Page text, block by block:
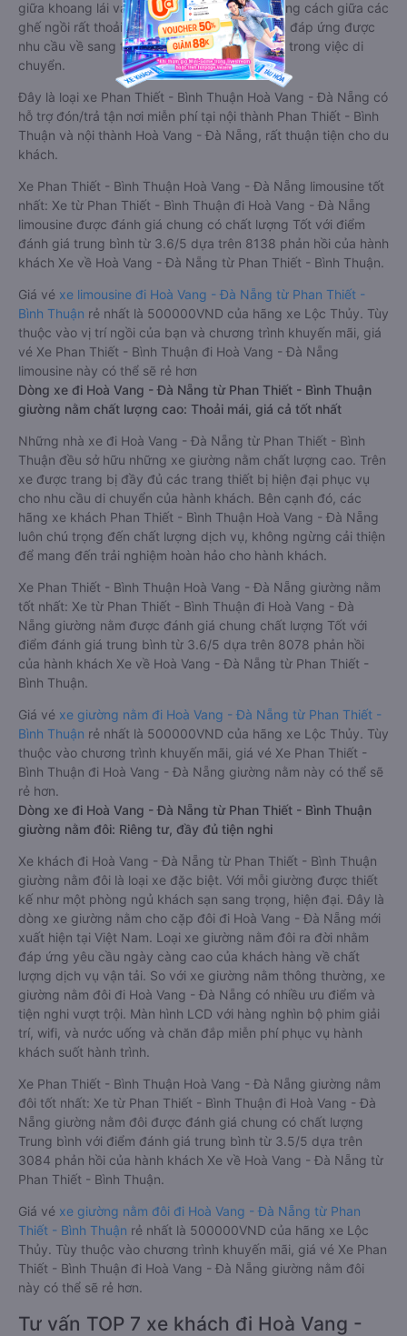
giữa khoang lái và khoang hành khách. Khoảng cách giữa các
ghế ngồi rất thoải mái, không nhồi nhét. Luôn đáp ứng được
nhu cầu về sang trọng, thoải mái và tiện nghi trong việc di
chuyển.
Đây là loại xe Phan Thiết - Bình Thuận Hoà Vang - Đà Nẵng có
hỗ trợ đón/trả tận nơi miễn phí tại nội thành Phan Thiết - Bình
Thuận và nội thành Hoà Vang - Đà Nẵng, rất thuận tiện cho du
khách.
Xe Phan Thiết - Bình Thuận Hoà Vang - Đà Nẵng limousine tốt
nhất: Xe từ Phan Thiết - Bình Thuận đi Hoà Vang - Đà Nẵng
limousine được đánh giá chung có chất lượng Tốt với điểm
đánh giá trung bình từ 3.6/5 dựa trên 8138 phản hồi của hành
khách Xe về Hoà Vang - Đà Nẵng từ Phan Thiết - Bình Thuận.
Giá vé xe limousine đi Hoà Vang - Đà Nẵng từ Phan Thiết -
Bình Thuận rẻ nhất là 500000VND của hãng xe Lộc Thủy. Tùy
thuộc vào vị trí ngồi của bạn và chương trình khuyến mãi, giá
vé Xe Phan Thiết - Bình Thuận đi Hoà Vang - Đà Nẵng
limousine này có thể sẽ rẻ hơn
Dòng xe đi Hoà Vang - Đà Nẵng từ Phan Thiết - Bình Thuận
giường nằm chất lượng cao: Thoải mái, giá cả tốt nhất
Những nhà xe đi Hoà Vang - Đà Nẵng từ Phan Thiết - Bình
Thuận đều sở hữu những xe giường nằm chất lượng cao. Trên
xe được trang bị đầy đủ các trang thiết bị hiện đại phục vụ
cho nhu cầu di chuyển của hành khách. Bên cạnh đó, các
hãng xe khách Phan Thiết - Bình Thuận Hoà Vang - Đà Nẵng
luôn chú trọng đến chất lượng dịch vụ, không ngừng cải thiện
để mang đến trải nghiệm hoàn hảo cho hành khách.
Xe Phan Thiết - Bình Thuận Hoà Vang - Đà Nẵng giường nằm
tốt nhất: Xe từ Phan Thiết - Bình Thuận đi Hoà Vang - Đà
Nẵng giường nằm được đánh giá chung chất lượng Tốt với
điểm đánh giá trung bình từ 3.6/5 dựa trên 8078 phản hồi
của hành khách Xe về Hoà Vang - Đà Nẵng từ Phan Thiết -
Bình Thuận.
Giá vé xe giường nằm đi Hoà Vang - Đà Nẵng từ Phan Thiết -
Bình Thuận rẻ nhất là 500000VND của hãng xe Lộc Thủy. Tùy
thuộc vào chương trình khuyến mãi, giá vé Xe Phan Thiết -
Bình Thuận đi Hoà Vang - Đà Nẵng giường nằm này có thể sẽ
rẻ hơn.
Dòng xe đi Hoà Vang - Đà Nẵng từ Phan Thiết - Bình Thuận
giường nằm đôi: Riêng tư, đầy đủ tiện nghi
Xe khách đi Hoà Vang - Đà Nẵng từ Phan Thiết - Bình Thuận
giường nằm đôi là loại xe đặc biệt. Với mỗi giường được thiết
kế như một phòng ngủ khách sạn sang trọng, hiện đại. Đây là
dòng xe giường nằm cho cặp đôi đi Hoà Vang - Đà Nẵng mới
xuất hiện tại Việt Nam. Loại xe giường nằm đôi ra đời nhằm
đáp ứng yêu cầu ngày càng cao của khách hàng về chất
lượng dịch vụ vận tải. So với xe giường nằm thông thường, xe
giường nằm đôi đi Hoà Vang - Đà Nẵng có nhiều ưu điểm và
tiện nghi vượt trội. Màn hình LCD với hàng nghìn bộ phim giải
trí, wifi, và nước uống và chăn đắp miễn phí phục vụ hành
khách suốt hành trình.
Xe Phan Thiết - Bình Thuận Hoà Vang - Đà Nẵng giường nằm
đôi tốt nhất: Xe từ Phan Thiết - Bình Thuận đi Hoà Vang - Đà
Nẵng giường nằm đôi được đánh giá chung có chất lượng
Trung bình với điểm đánh giá trung bình từ 3.5/5 dựa trên
3084 phản hồi của hành khách Xe về Hoà Vang - Đà Nẵng từ
Phan Thiết - Bình Thuận.
Giá vé xe giường nằm đôi đi Hoà Vang - Đà Nẵng từ Phan
Thiết - Bình Thuận rẻ nhất là 500000VND của hãng xe Lộc
Thủy. Tùy thuộc vào chương trình khuyến mãi, giá vé Xe Phan
Thiết - Bình Thuận đi Hoà Vang - Đà Nẵng giường nằm đôi
này có thể sẽ rẻ hơn.
Tư vấn TOP 7 xe khách đi Hoà Vang -